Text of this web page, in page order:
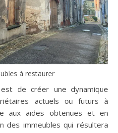
à restaurer
est de créer une dynamique
actuels ou futurs à
aux aides obtenues et en
des immeubles qui résultera